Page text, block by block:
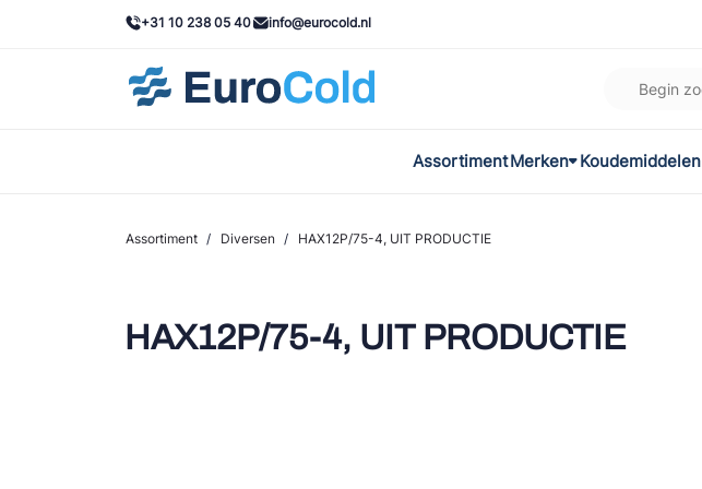
+31 10 238 05 40 info@eurocold.nl
AssortimentMerken
Castel
AWA
Koudemiddelen
Assortiment / Diversen / HAX12P/75-4, UIT PRODUCTIE
HAX12P/75-4, UIT PRODUCTIE